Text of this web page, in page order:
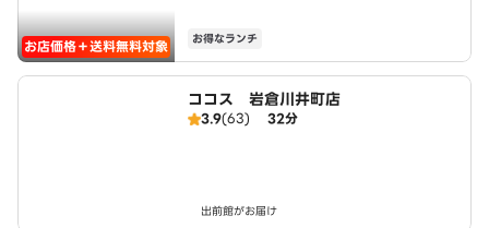
お店価格＋送料無料対象 お得なランチ
ココス 岩倉川井町店
3.9(63) 32分
出前館がお届け